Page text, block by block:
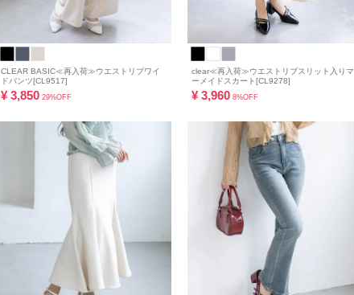
CLEAR BASIC≪再入荷≫ウエストリブワイ
ドパンツ[CL9517]
¥ 3,850 29%OFF
clear≪再入荷≫ウエストリブスリット入りマ
ーメイドスカート[CL9278]
¥ 3,960 8%OFF